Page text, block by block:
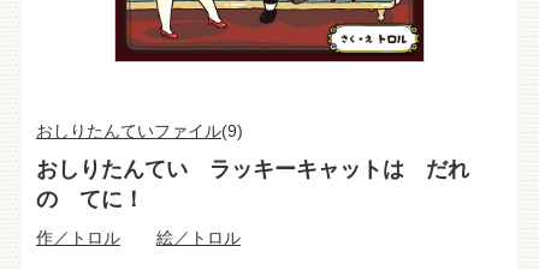
おしりたんていファイル(9)
おしりたんてい ラッキーキャットは だれ
の てに！
作／トロル 絵／トロル